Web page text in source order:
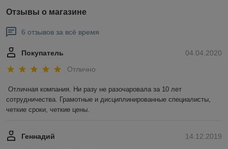
Отзывы о магазине
6 отзывов за всё время
04.04.2020
Покупатель
Отлично
Отличная компания. Ни разу не разочаровала за 10 лет
сотрудничества. Грамотные и дисциплинированные специалисты,
четкие сроки, четкие цены.
14.12.2019
Геннадий